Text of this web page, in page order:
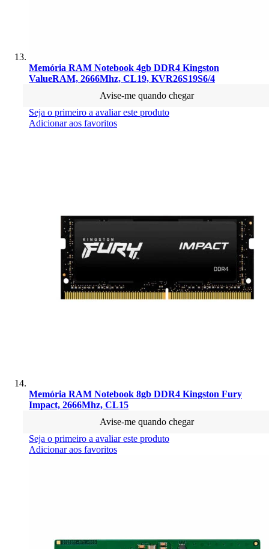
Memória RAM Notebook 4gb DDR4 Kingston
ValueRAM, 2666Mhz, CL19, KVR26S19S6/4
Avise-me quando chegar
Seja o primeiro a avaliar este produto
Adicionar aos favoritos
Memória RAM Notebook 8gb DDR4 Kingston Fury
Impact, 2666Mhz, CL15
Avise-me quando chegar
Seja o primeiro a avaliar este produto
Adicionar aos favoritos